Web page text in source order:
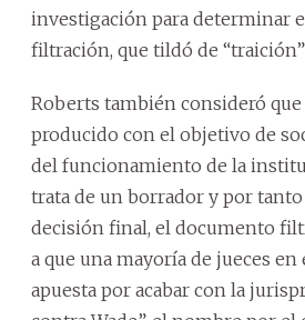
investigación para determinar
filtración, que tildó de
Roberts también consideró
producido con el objetivo de
del funcionamiento de la
trata de un borrador y por
decisión final, el documento
a que una mayoría de jueces en
apuesta por acabar con la